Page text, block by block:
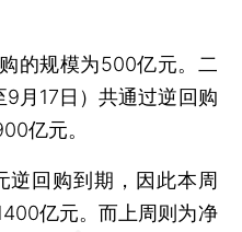
规模为500亿元。二
月17日）共通过逆回购
亿元。
回购到期，因此本周
亿元。而上周则为净